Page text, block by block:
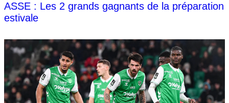
ASSE : Les 2 grands gagnants de la préparation
estivale